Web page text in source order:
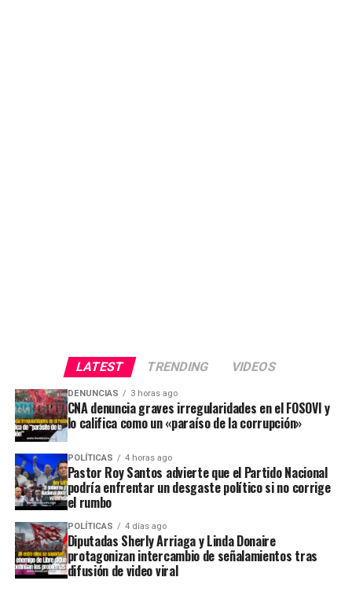
LATEST TRENDING VIDEOS
DENUNCIAS 3 horas ago
CNA denuncia graves irregularidades en el FOSOVI y
lo califica como un «paraíso de la corrupción»
POLÍTICAS 4 horas ago
Pastor Roy Santos advierte que el Partido Nacional
podría enfrentar un desgaste político si no corrige
el rumbo
POLÍTICAS 4 días ago
Diputadas Sherly Arriaga y Linda Donaire
protagonizan intercambio de señalamientos tras
difusión de video viral